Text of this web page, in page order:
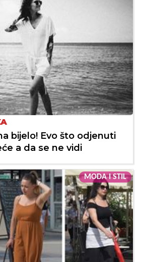
bijelo! Evo što odjenuti
a da se ne vidi
MODA I STIL